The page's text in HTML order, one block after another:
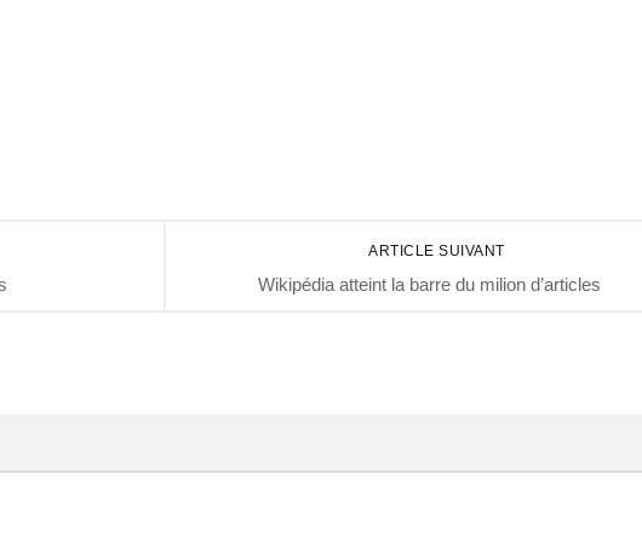
ARTICLE SUIVANT
Wikipédia atteint la barre du milion d’articles